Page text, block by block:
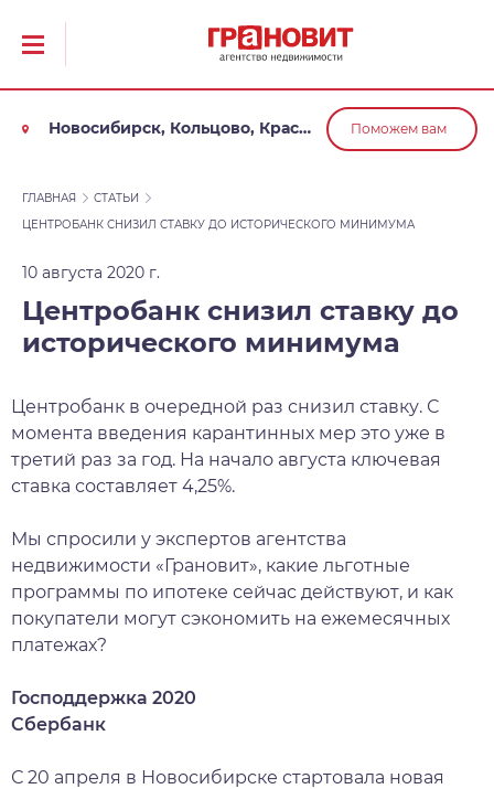
Новосибирск, Кольцово, Краснообск, Обь Поможем вам
ГЛАВНАЯ
СТАТЬИ
ЦЕНТРОБАНК СНИЗИЛ СТАВКУ ДО ИСТОРИЧЕСКОГО МИНИМУМА
10 августа 2020 г.
Центробанк снизил ставку до
исторического минимума
Центробанк в очередной раз снизил ставку. С
момента введения карантинных мер это уже в
третий раз за год. На начало августа ключевая
ставка составляет 4,25%.
Мы спросили у экспертов агентства
недвижимости «Грановит», какие льготные
программы по ипотеке сейчас действуют, и как
покупатели могут сэкономить на ежемесячных
платежах?
Господдержка 2020
Сбербанк
С 20 апреля в Новосибирске стартовала новая